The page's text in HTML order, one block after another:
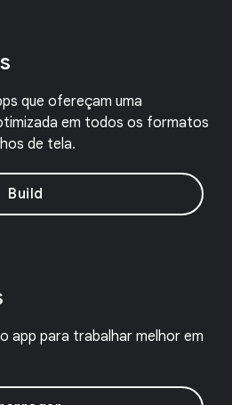
que ofereçam uma
em todos os formatos
de tela.
Build
app para trabalhar melhor em